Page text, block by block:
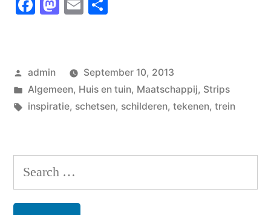
Facebook
Mastodon
Email
Posted
by
admin
September 10, 2013
Posted
in
Algemeen, Huis en tuin, Maatschappij, Strips
Tags:
inspiratie, schetsen, schilderen, tekenen, trein
Search
for: